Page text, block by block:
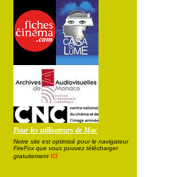
Pour les utilisateurs de Mac
Notre site est optimisé pour le navigateur
FireFox que vous pouvez télécharger
gratuitement ici